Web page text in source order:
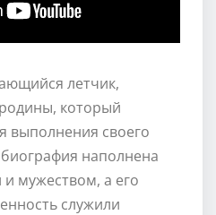
летчик,
который
выполнения своего
наполнена
мужеством, а его
служили